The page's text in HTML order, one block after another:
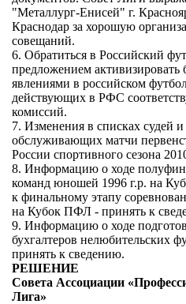
"Металлург-Енисей" г.
Краснодар за хорошую
совещаний.
6. Обратиться в Российский
предложением активизировать
явлениями в российском
действующих в РФС
комиссий.
7. Изменения в списках судей
обслуживающих матчи
России спортивного сезона
8. Информацию о ходе
команд юношей 1996 г.р. на
к финальному этапу
на Кубок ПФЛ - принять к
9. Информацию о ходе
бухгалтеров нелюбительских
принять к сведению.
РЕШЕНИЕ
Совета Ассоциации
Лига»